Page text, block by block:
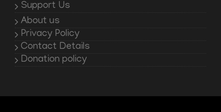
Support Us
About us
Privacy Policy
Contact Details
Donation policy